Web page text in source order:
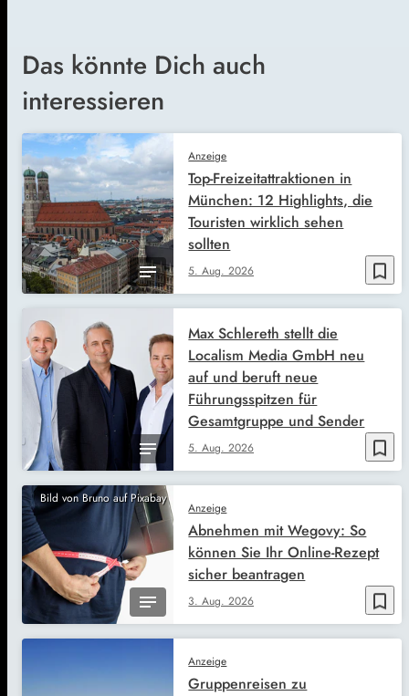
Das könnte Dich auch
interessieren
bookmark_border
Anzeige
5. Aug. 2026
Top-Freizeitattraktionen in
München: 12 Highlights, die
Touristen wirklich sehen
sollten
bookmark_border
5. Aug. 2026
Max Schlereth stellt die
Localism Media GmbH neu
auf und beruft neue
Führungsspitzen für
Gesamtgruppe und Sender
Bild von Bruno auf Pixabay
bookmark_border
Anzeige
3. Aug. 2026
Abnehmen mit Wegovy: So
können Sie Ihr Online-Rezept
sicher beantragen
Anzeige
Gruppenreisen zu